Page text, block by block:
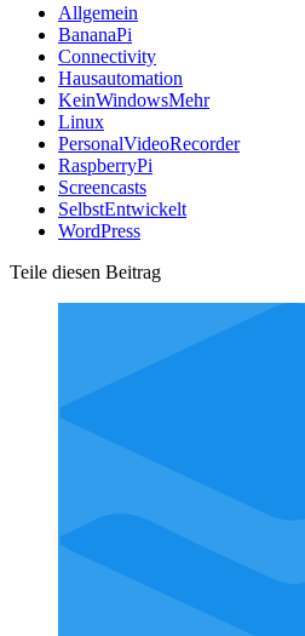
Allgemein
BananaPi
Connectivity
Hausautomation
KeinWindowsMehr
Linux
PersonalVideoRecorder
RaspberryPi
Screencasts
SelbstEntwickelt
WordPress
Teile diesen Beitrag